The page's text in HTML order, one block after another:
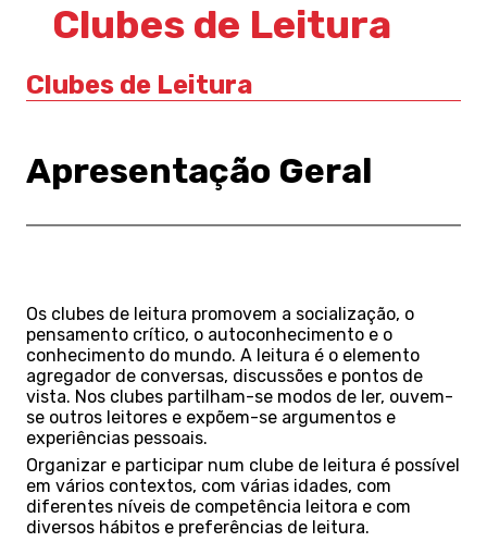
Clubes de Leitura
Clubes de Leitura
Apresentação Geral
Os clubes de leitura promovem a socialização, o
pensamento crítico, o autoconhecimento e o
conhecimento do mundo. A leitura é o elemento
agregador de conversas, discussões e pontos de
vista. Nos clubes partilham-se modos de ler, ouvem-
se outros leitores e expõem-se argumentos e
experiências pessoais.
Organizar e participar num clube de leitura é possível
em vários contextos, com várias idades, com
diferentes níveis de competência leitora e com
diversos hábitos e preferências de leitura.